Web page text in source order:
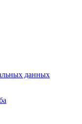
данных